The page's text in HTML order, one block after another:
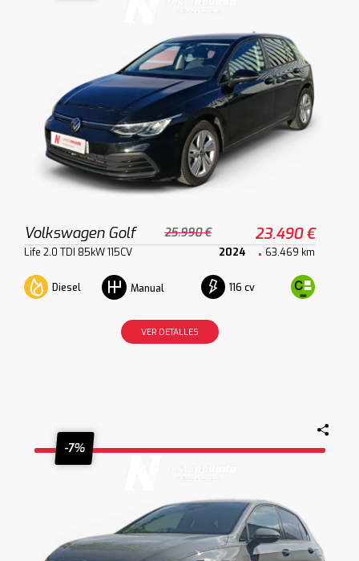
Volkswagen Golf 25.990 € 23.490 €
Life 2.0 TDI 85kW 115CV 2024 63.469 km
Diesel Manual 116 cv
VER DETALLES
-7%